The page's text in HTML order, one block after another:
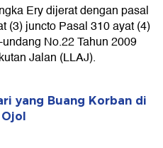
Ery dijerat dengan pasal
(3) juncto Pasal 310 ayat (4)
No.22 Tahun 2009
Jalan (LLAJ).
yang Buang Korban di